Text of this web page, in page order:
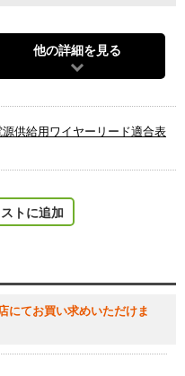
他の詳細を見る
供給用ワイヤーリード適合表
トに追加
にてお買い求めいただけま